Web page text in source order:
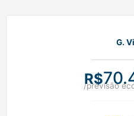
G.
R$
/previsão